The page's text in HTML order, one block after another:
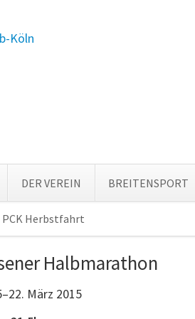
DER VEREIN BREITENSPORT
überspringen
PCK Herbstfahrt
Halbmarathon
März 2015